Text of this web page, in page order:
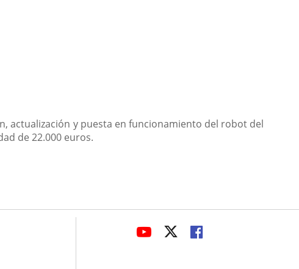
actualización y puesta en funcionamiento del robot del
de 22.000 euros.
LINK
LINKLINK